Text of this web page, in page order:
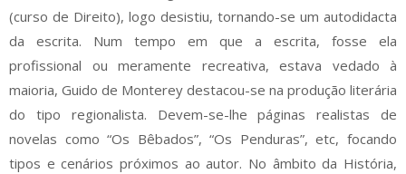
(curso de Direito), logo desistiu, tornando-se um autodidacta
da escrita. Num tempo em que a escrita, fosse ela
profissional ou meramente recreativa, estava vedado à
maioria, Guido de Monterey destacou-se na produção literária
do tipo regionalista. Devem-se-lhe páginas realistas de
novelas como “Os Bêbados”, “Os Penduras”, etc, focando
tipos e cenários próximos ao autor. No âmbito da História,